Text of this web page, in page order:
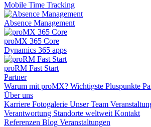
Mobile Time Tracking
Absence Management
proMX 365 Core
Dynamics 365 apps
proRM Fast Start
Partner
Warum mit proMX? Wichtigste Pluspunkte
Über uns
Karriere Fotogalerie Unser Team
Verantwortung Standorte weltweit Kontakt
Referenzen Blog Veranstaltungen